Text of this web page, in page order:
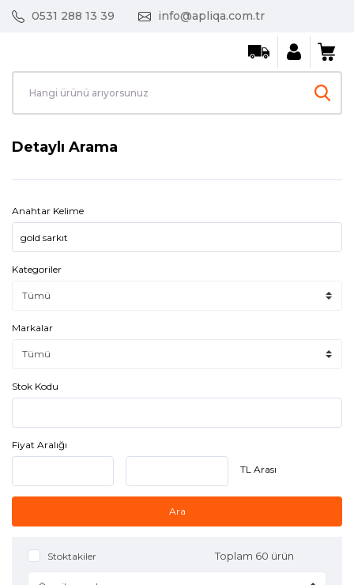
0531 288 13 39 info@apliqa.com.tr
Detaylı Arama
Anahtar Kelime
Kategoriler
Markalar
Stok Kodu
Fiyat Aralığı
TL Arası
Ara
Stoktakiler Toplam 60 ürün